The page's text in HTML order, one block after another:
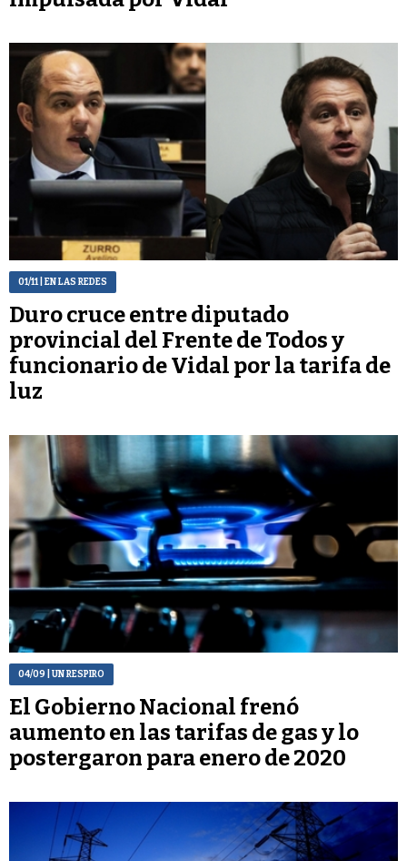
01/11| EN LAS REDES
Duro cruce entre diputado
provincial del Frente de Todos y
funcionario de Vidal por la tarifa de
luz
04/09 | UN RESPIRO
El Gobierno Nacional frenó
aumento en las tarifas de gas y lo
postergaron para enero de 2020